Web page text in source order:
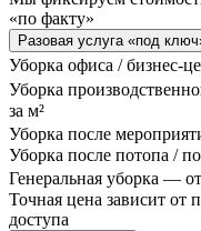
«по факту»
Разовая услуга «под
Уборка офиса / бизнес-
Уборка
за м²
Уборка после
Уборка после потопа /
Генеральная уборка —
Точная цена зависит от
доступа